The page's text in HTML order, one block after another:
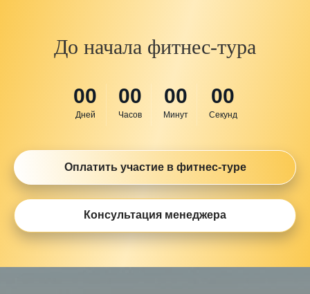
До начала фитнес-тура
00
Дней
00
Часов
00
Минут
00
Секунд
Оплатить участие в фитнес-туре
Консультация менеджера